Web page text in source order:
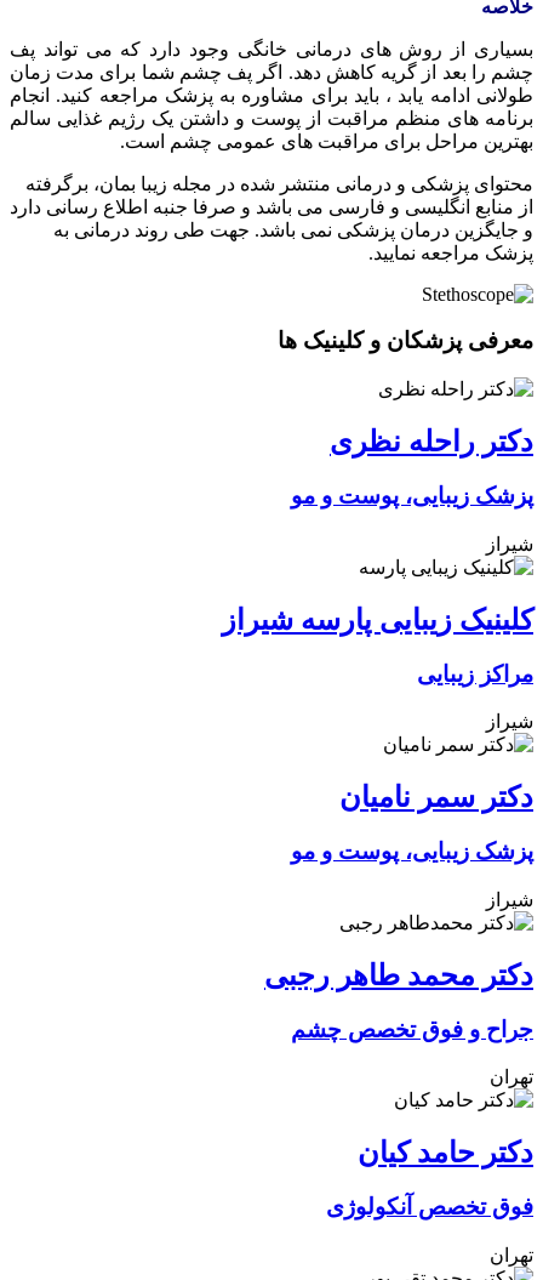
خلاصه
بسیاری از روش های درمانی خانگی وجود دارد که می تواند پف
چشم را بعد از گریه کاهش دهد. اگر پف چشم شما برای مدت زمان
طولانی ادامه یابد ، باید برای مشاوره به پزشک مراجعه کنید. انجام
برنامه های منظم مراقبت از پوست و داشتن یک رژیم غذایی سالم
بهترین مراحل برای مراقبت های عمومی چشم است.
محتوای پزشکی و درمانی منتشر شده در مجله زیبا بمان، برگرفته
از منابع انگلیسی و فارسی می باشد و صرفا جنبه اطلاع رسانی دارد
و جایگزین درمان پزشکی نمی باشد. جهت طی روند درمانی به
پزشک مراجعه نمایید.
معرفی پزشکان و کلینیک ها
دکتر راحله نظری
پزشک زیبایی، پوست و مو
شیراز
کلینیک زیبایی پارسه شیراز
مراکز زیبایی
شیراز
دکتر سمر نامیان
پزشک زیبایی، پوست و مو
شیراز
دکتر محمد طاهر رجبی
جراح و فوق تخصص چشم
تهران
دکتر حامد کیان
فوق تخصص آنکولوژی
تهران